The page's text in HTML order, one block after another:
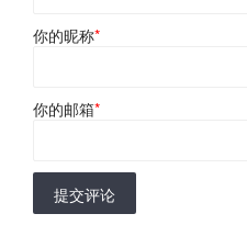
你的昵称*
你的邮箱*
提交评论